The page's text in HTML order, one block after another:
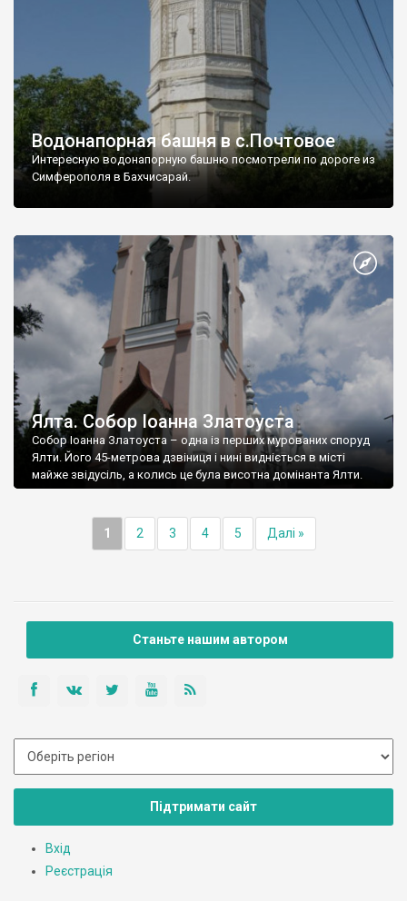
Водонапорная башня в с.Почтовое
Интересную водонапорную башню посмотрели по дороге из
Симферополя в Бахчисарай.
Ялта. Собор Іоанна Златоуста
Собор Іоанна Златоуста – одна із перших мурованих споруд
Ялти. Його 45-метрова дзвіниця і нині видніється в місті
майже звідусіль, а колись це була висотна домінанта Ялти.
1 2 3 4 5 Далі »
Станьте нашим автором
Підтримати сайт
Вхід
Реєстрація